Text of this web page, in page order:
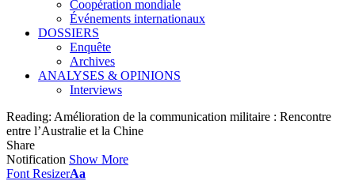
Coopération mondiale
Événements internationaux
DOSSIERS
Enquête
Archives
ANALYSES & OPINIONS
Interviews
Reading: Amélioration de la communication militaire : Rencontre
entre l’Australie et la Chine
Share
Notification Show More
Font ResizerAa